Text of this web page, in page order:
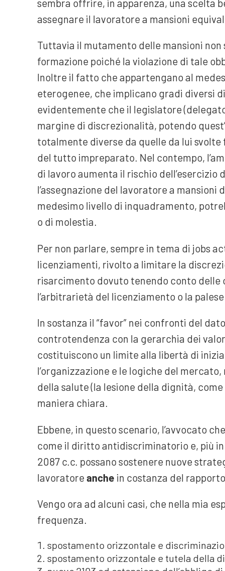
sembra offrire, in apparenza, una scelta
assegnare il lavoratore a mansioni
Tuttavia il mutamento delle mansioni
formazione poiché la violazione di tale
Inoltre il fatto che appartengano al
eterogenee, che implicano gradi diversi
evidentemente che il legislatore
margine di discrezionalità, potendo
totalmente diverse da quelle da lui
del tutto impreparato. Nel contempo,
di lavoro aumenta il rischio dell’esercizio
l’assegnazione del lavoratore a
medesimo livello di inquadramento,
o di molestia.
Per non parlare, sempre in tema di jobs
licenziamenti, rivolto a limitare la
risarcimento dovuto tenendo conto
l’arbitrarietà del licenziamento o la
In sostanza il “favor” nei confronti del
controtendenza con la gerarchia dei
costituiscono un limite alla libertà di
l’organizzazione e le logiche del
della salute (la lesione della dignità,
maniera chiara.
Ebbene, in questo scenario, l’avvocato
come il diritto antidiscriminatorio e, più
2087 c.c. possano sostenere nuove
lavoratore anche in costanza del
Vengo ora ad alcuni casi, che nella mia
frequenza.
spostamento orizzontale e
spostamento orizzontale e tutela della